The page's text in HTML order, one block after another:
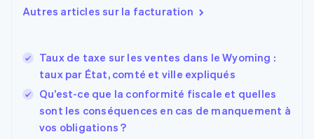
Autres articles sur la facturation
Taux de taxe sur les ventes dans le Wyoming :
taux par État, comté et ville expliqués
Qu’est-ce que la conformité fiscale et quelles
sont les conséquences en cas de manquement à
vos obligations ?
Émirats arabes unis
EspañolEnglish
Estonie
English
États-Unis
EnglishEspañol简体中文
Finlande